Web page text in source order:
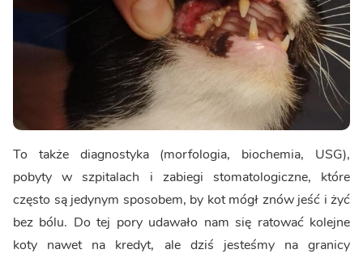
To także diagnostyka (morfologia, biochemia, USG),
pobyty w szpitalach i zabiegi stomatologiczne, które
często są jedynym sposobem, by kot mógł znów jeść i żyć
bez bólu. Do tej pory udawało nam się ratować kolejne
koty nawet na kredyt, ale dziś jesteśmy na granicy